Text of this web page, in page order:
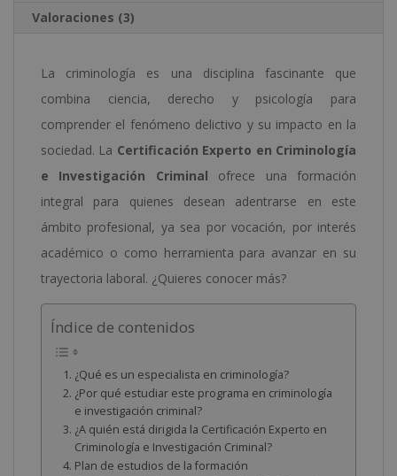
Valoraciones (3)
La criminología es una disciplina fascinante que
combina ciencia, derecho y psicología para
comprender el fenómeno delictivo y su impacto en la
sociedad. La Certificación Experto en Criminología
e Investigación Criminal ofrece una formación
integral para quienes desean adentrarse en este
ámbito profesional, ya sea por vocación, por interés
académico o como herramienta para avanzar en su
trayectoria laboral. ¿Quieres conocer más?
Índice de contenidos
¿Qué es un especialista en criminología?
¿Por qué estudiar este programa en criminología
e investigación criminal?
¿A quién está dirigida la Certificación Experto en
Criminología e Investigación Criminal?
Plan de estudios de la formación